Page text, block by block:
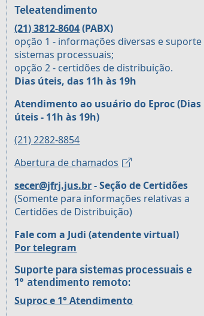
Teleatendimento
(21) 3812-8604(PABX)
opção 1 - informações diversas e suporte
sistemas processuais;
opção 2 - certidões de distribuição.
Dias úteis, das 11h às 19h
Atendimento ao usuário do Eproc (Dias
úteis - 11h às 19h)
(21) 2282-8854
Abertura de chamados
secer@jfrj.jus.br- Seção de Certidões
(Somente para informações relativas a
Certidões de Distribuição)
Fale com a Judi (atendente virtual)
Por telegram
Suporte para sistemas processuais e
1° atendimento remoto:
Suproc e 1° Atendimento